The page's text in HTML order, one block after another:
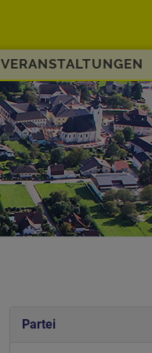
VERANSTALTUNGEN
Partei